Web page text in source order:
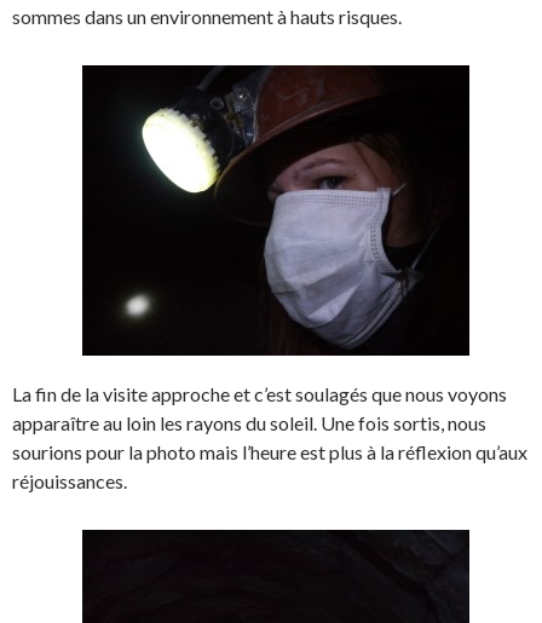
sommes dans un environnement à hauts risques.
La fin de la visite approche et c’est soulagés que nous voyons
apparaître au loin les rayons du soleil. Une fois sortis, nous
sourions pour la photo mais l’heure est plus à la réflexion qu’aux
réjouissances.